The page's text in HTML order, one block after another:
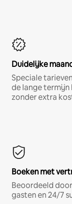
Duidelijke
Speciale
de lange termijn
zonder extra
Boeken met
Beoordeeld
gasten en 24/7